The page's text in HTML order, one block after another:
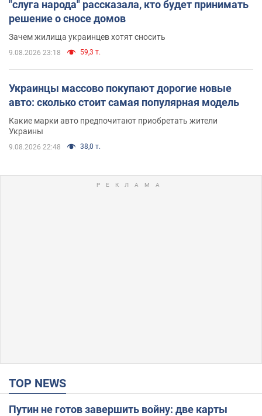
"слуга народа" рассказала, кто будет принимать
решение о сносе домов
Зачем жилища украинцев хотят сносить
9.08.2026 23:18 59,3 т.
Украинцы массово покупают дорогие новые
авто: сколько стоит самая популярная модель
Какие марки авто предпочитают приобретать жители
Украины
9.08.2026 22:48 38,0 т.
TOP NEWS
Путин не готов завершить войну: две карты